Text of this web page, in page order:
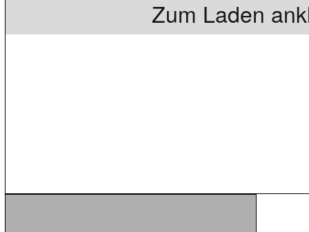
Zum Laden